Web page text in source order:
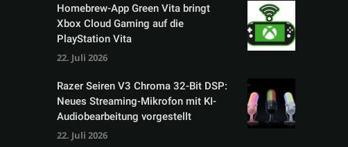
Homebrew-App Green Vita bringt
Xbox Cloud Gaming auf die
PlayStation Vita
22. Juli 2026
Razer Seiren V3 Chroma 32-Bit DSP:
Neues Streaming-Mikrofon mit KI-
Audiobearbeitung vorgestellt
22. Juli 2026